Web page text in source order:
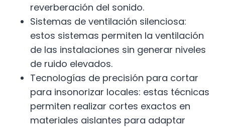
reverberación del sonido.
Sistemas de ventilación silenciosa:
estos sistemas permiten la ventilación
de las instalaciones sin generar niveles
de ruido elevados.
Tecnologías de precisión para cortar
para insonorizar locales: estas técnicas
permiten realizar cortes exactos en
materiales aislantes para adaptar